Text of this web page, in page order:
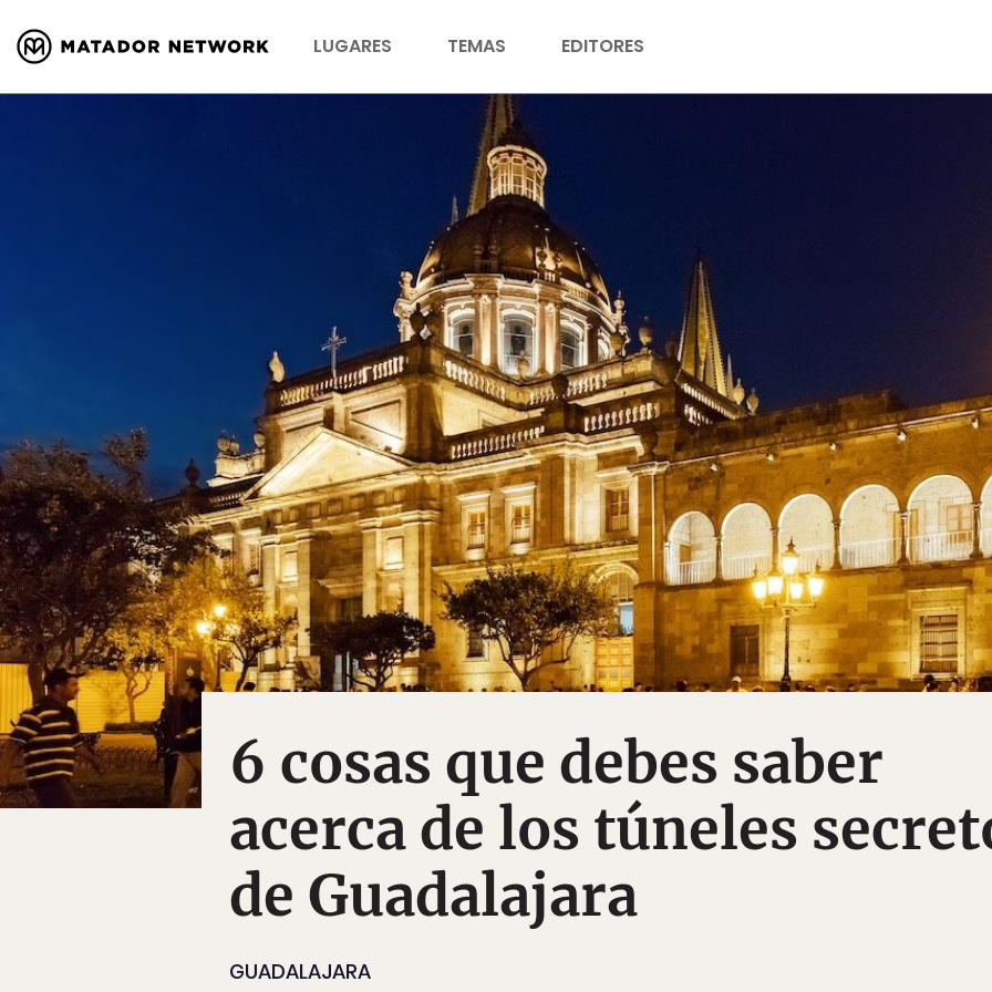
LUGARES TEMAS EDITORES
6 cosas que debes saber
acerca de los túneles
de Guadalajara
GUADALAJARA